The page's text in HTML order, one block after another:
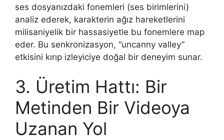
ses dosyanızdaki fonemleri (ses birimlerini)
analiz ederek, karakterin ağız hareketlerini
milisaniyelik bir hassasiyetle bu fonemlere map
eder. Bu senkronizasyon, “uncanny valley”
etkisini kırıp izleyiciye doğal bir deneyim sunar.
3. Üretim Hattı: Bir
Metinden Bir Videoya
Uzanan Yol